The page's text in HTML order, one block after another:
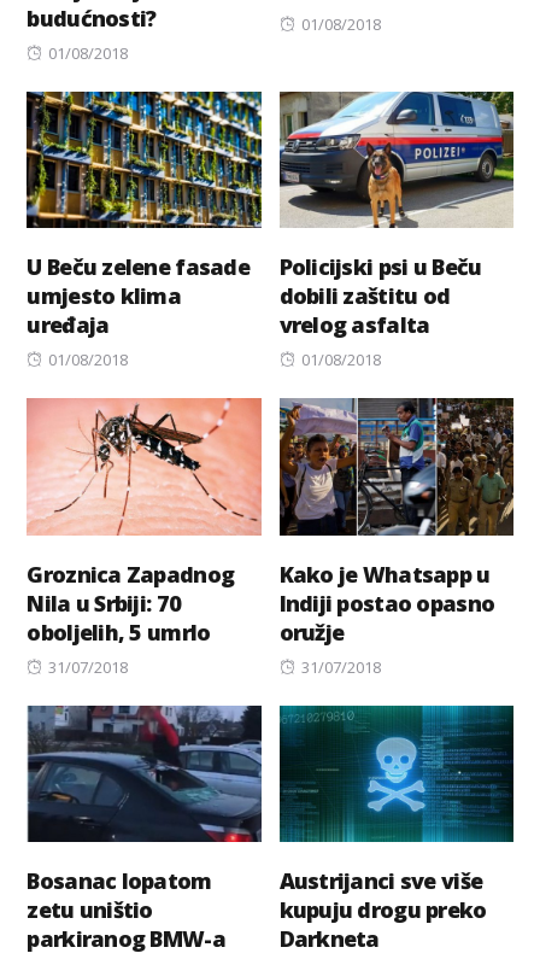
budućnosti?
Posted
01/08/2018
Posted
01/08/2018
U Beču zelene fasade
umjesto klima
uređaja
Posted
01/08/2018
Policijski psi u Beču
dobili zaštitu od
vrelog asfalta
Posted
01/08/2018
Groznica Zapadnog
Nila u Srbiji: 70
oboljelih, 5 umrlo
Posted
31/07/2018
Kako je Whatsapp u
Indiji postao opasno
oružje
Posted
31/07/2018
Bosanac lopatom
zetu uništio
parkiranog BMW-a
Austrijanci sve više
kupuju drogu preko
Darkneta